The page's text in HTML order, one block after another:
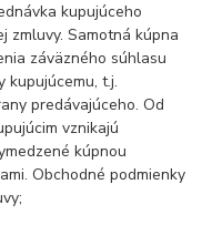
kupujúceho
zmluvy. Samotná kúpna
záväzného súhlasu
kupujúcemu, t.j.
predávajúceho. Od
vznikajú
kúpnou
Obchodné podmienky